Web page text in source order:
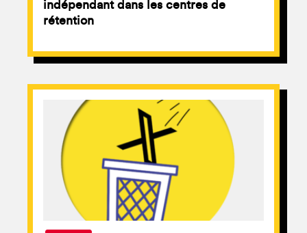
indépendant dans les centres de
rétention